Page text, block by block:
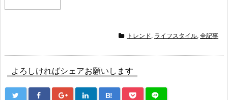
トレンド, ライフスタイル, 全記事
よろしければシェアお願いします
B!